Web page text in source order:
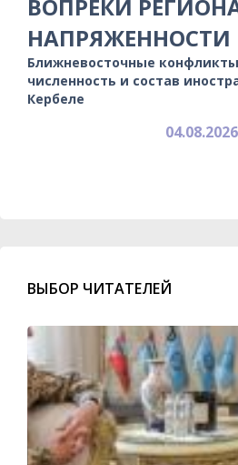
ВОПРЕКИ
НАПРЯЖЕННОСТИ
Ближневосточные
численность и состав
Кербеле
04.08.2026
ВЫБОР ЧИТАТЕЛЕЙ